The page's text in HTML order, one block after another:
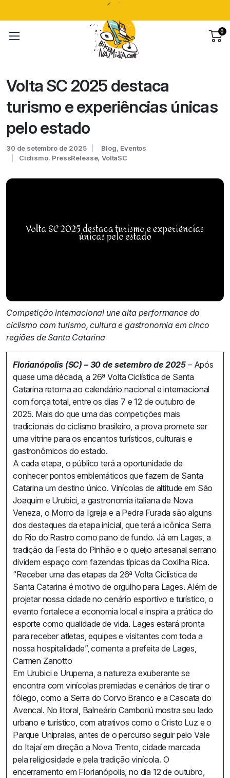
0
Volta SC 2025 destaca
turismo e experiências únicas
pelo estado
30 de setembro de 2025 Blog, Eventos
Ciclismo, PressRelease,VoltaSC
Competição internacional une alta performance do
ciclismo com turismo, cultura e gastronomia em cinco
regiões de Santa Catarina
Florianópolis (SC) – 30 de setembro de 2025 – Após
quase uma década, a 26ª Volta Ciclística de Santa
Catarina retorna ao calendário nacional e internacional
com força total, entre os dias 7 e 12 de outubro de
2025. Mais do que uma das competições mais
tradicionais do ciclismo brasileiro, a prova promete ser
uma vitrine para os encantos turísticos, culturais e
gastronômicos do estado.
A cada etapa, o público terá a oportunidade de
conhecer pontos emblemáticos que fazem de Santa
Catarina um destino único. Vinícolas de altitude em São
Joaquim e Urubici, a gastronomia italiana de Nova
Veneza, o Morro da Igreja e a Pedra Furada são alguns
dos destaques da etapa inicial, que terá a icônica Serra
do Rio do Rastro como pano de fundo. Já em Lages, a
tradição da Festa do Pinhão e o queijo artesanal serrano
dividem espaço com fazendas típicas da Coxilha Rica.
“Receber uma das etapas da 26ª Volta Ciclística de
Santa Catarina é motivo de orgulho para Lages. Além de
projetar nossa cidade no cenário esportivo e turístico, o
evento fortalece a economia local e inspira a prática do
esporte como qualidade de vida. Lages estará pronta
para receber atletas, equipes e visitantes com toda a
nossa hospitalidade”, comenta a prefeita de Lages,
Carmen Zanotto
Em Urubici e Urupema, a natureza exuberante se
encontra com vinícolas premiadas e cenários de tirar o
fôlego, como a Serra do Corvo Branco e a Cascata do
Avencal. No litoral, Balneário Camboriú mostra seu lado
urbano e turístico, com atrativos como o Cristo Luz e o
Parque Unipraias, antes de o percurso seguir pelo Vale
do Itajaí em direção a Nova Trento, cidade marcada
pela religiosidade e pela tradição vinícola. O
encerramento em Florianópolis, no dia 12 de outubro,